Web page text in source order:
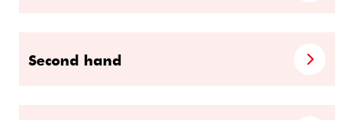
Second hand